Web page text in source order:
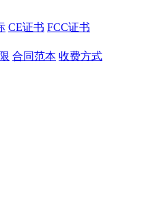
CE证书 FCC证书
合同范本 收费方式